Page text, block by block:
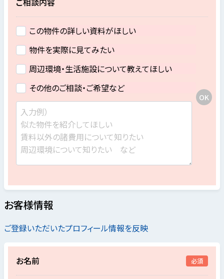
この物件の詳しい資料がほしい
物件を実際に見てみたい
周辺環境・生活施設について教えてほしい
その他のご相談・ご希望など
お客様情報
ご登録いただいたプロフィール情報を反映
お名前 必須